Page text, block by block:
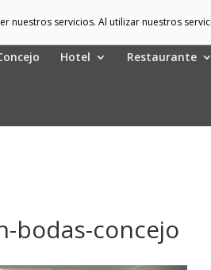
Hotel Restaurante
bodas-concejo
nuestros servicios. Al utilizar nuestros